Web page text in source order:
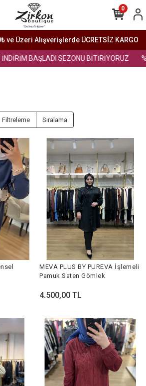
ve Üzeri Alışverişlerde ÜCRETSİZ KARGO
BAŞLADI SEZONU BİTİRİYORUZ
0
Filtreleme Sıralama
MEVA PLUS BY PUREVA İşlemeli
Pamuk Saten Gömlek
4.500,00 TL